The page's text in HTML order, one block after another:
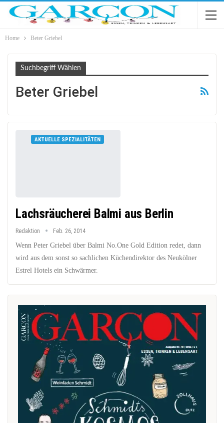
Home Beter Griebel
Suchbegriff Wählen
Beter Griebel
AKTUELLE SPEZIALITÄTEN
Lachsräucherei Balmi aus Berlin
Redaktion Feb. 26, 2014
Wenn Peter Griebel über Balmi No.One Gold Edition redet, dann
wird aus dem sonst so sachlichen Küchendirektor des Neukölner
Estrel Hotels ein Schwärmer.